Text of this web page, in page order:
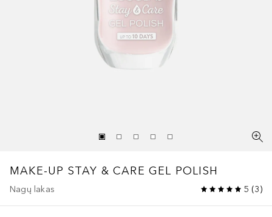
MAKE-UP STAY & CARE GEL POLISH
Nagų lakas 5 (3)